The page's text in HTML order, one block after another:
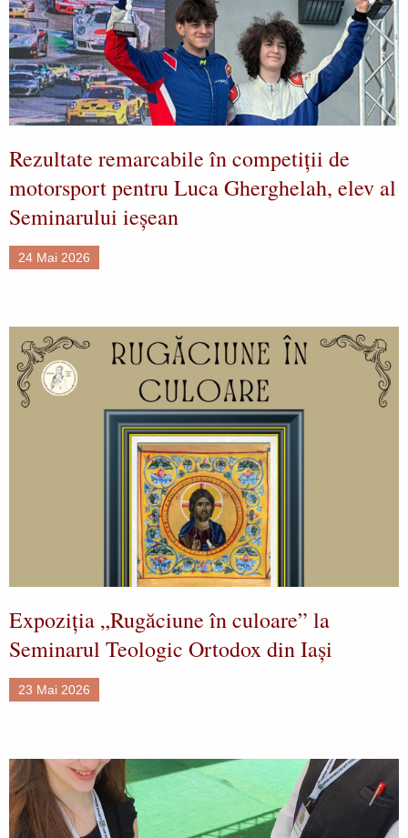
Rezultate remarcabile în competiții de
motorsport pentru Luca Gherghelah, elev al
Seminarului ieșean
24 Mai 2026
Expoziția „Rugăciune în culoare” la
Seminarul Teologic Ortodox din Iași
23 Mai 2026